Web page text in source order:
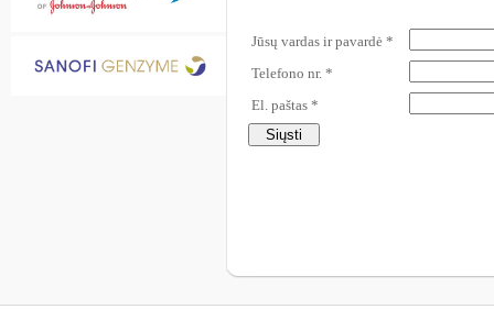
Jūsų vardas ir pavardė *
Telefono nr. *
El. paštas *